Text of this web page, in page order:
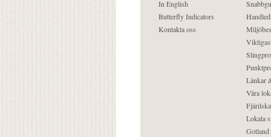
In English
Butterfly Indicators
Kontakta oss
Länkar
Våra
Lokala
Gotland